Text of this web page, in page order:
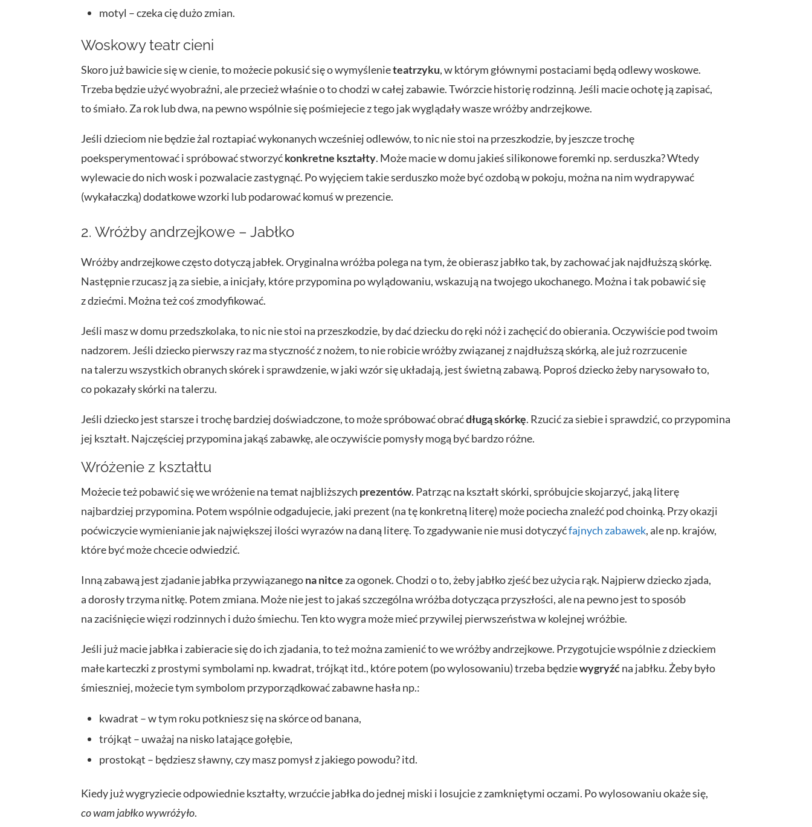
motyl – czeka cię dużo zmian.
Woskowy teatr cieni
Skoro już bawicie się w cienie, to możecie pokusić się o wymyślenieteatrzyku, w którym głównymi postaciami będą odlewy woskowe.
Trzeba będzie użyć wyobraźni, ale przecież właśnie o to chodzi w całej zabawie. Twórzcie historię rodzinną. Jeśli macie ochotę ją zapisać,
to śmiało. Za rok lub dwa, na pewno wspólnie się pośmiejecie z tego jak wyglądały wasze wróżby andrzejkowe.
Jeśli dzieciom nie będzie żal roztapiać wykonanych wcześniej odlewów, to nic nie stoi na przeszkodzie, by jeszcze trochę
poeksperymentować i spróbować stworzyćkonkretne kształty. Może macie w domu jakieś silikonowe foremki np. serduszka? Wtedy
wylewacie do nich wosk i pozwalacie zastygnąć. Po wyjęciem takie serduszko może być ozdobą w pokoju, można na nim wydrapywać
(wykałaczką) dodatkowe wzorki lub podarować komuś w prezencie.
2. Wróżby andrzejkowe – Jabłko
Wróżby andrzejkowe często dotyczą jabłek. Oryginalna wróżba polega na tym, że obierasz jabłko tak, by zachować jak najdłuższą skórkę.
Następnie rzucasz ją za siebie, a inicjały, które przypomina po wylądowaniu, wskazują na twojego ukochanego. Można i tak pobawić się
z dziećmi. Można też coś zmodyfikować.
Jeśli masz w domu przedszkolaka, to nic nie stoi na przeszkodzie, by dać dziecku do ręki nóż i zachęcić do obierania. Oczywiście pod twoim
nadzorem. Jeśli dziecko pierwszy raz ma styczność z nożem, to nie robicie wróżby związanej z najdłuższą skórką, ale już rozrzucenie
na talerzu wszystkich obranych skórek i sprawdzenie, w jaki wzór się układają, jest świetną zabawą. Poproś dziecko żeby narysowało to,
co pokazały skórki na talerzu.
Jeśli dziecko jest starsze i trochę bardziej doświadczone, to może spróbować obraćdługą skórkę. Rzucić za siebie i sprawdzić, co przypomina
jej kształt. Najczęściej przypomina jakąś zabawkę, ale oczywiście pomysły mogą być bardzo różne.
Wróżenie z kształtu
Możecie też pobawić się we wróżenie na temat najbliższych prezentów. Patrząc na kształt skórki, spróbujcie skojarzyć, jaką literę
najbardziej przypomina. Potem wspólnie odgadujecie, jaki prezent (na tę konkretną literę) może pociecha znaleźć pod choinką. Przy okazji
poćwiczycie wymienianie jak największej ilości wyrazów na daną literę. To zgadywanie nie musi dotyczyćfajnych zabawek, ale np. krajów,
które być może chcecie odwiedzić.
Inną zabawą jest zjadanie jabłka przywiązanegona nitceza ogonek. Chodzi o to, żeby jabłko zjeść bez użycia rąk. Najpierw dziecko zjada,
a dorosły trzyma nitkę. Potem zmiana. Może nie jest to jakaś szczególna wróżba dotycząca przyszłości, ale na pewno jest to sposób
na zaciśnięcie więzi rodzinnych i dużo śmiechu. Ten kto wygra może mieć przywilej pierwszeństwa w kolejnej wróżbie.
Jeśli już macie jabłka i zabieracie się do ich zjadania, to też można zamienić to we wróżby andrzejkowe. Przygotujcie wspólnie z dzieckiem
małe karteczki z prostymi symbolami np. kwadrat, trójkąt itd., które potem (po wylosowaniu) trzeba będziewygryźćna jabłku. Żeby było
śmieszniej, możecie tym symbolom przyporządkować zabawne hasła np.:
kwadrat – w tym roku potkniesz się na skórce od banana,
trójkąt – uważaj na nisko latające gołębie,
prostokąt – będziesz sławny, czy masz pomysł z jakiego powodu? itd.
Kiedy już wygryziecie odpowiednie kształty, wrzućcie jabłka do jednej miski i losujcie z zamkniętymi oczami. Po wylosowaniu okaże się,
co wam jabłko wywróżyło.